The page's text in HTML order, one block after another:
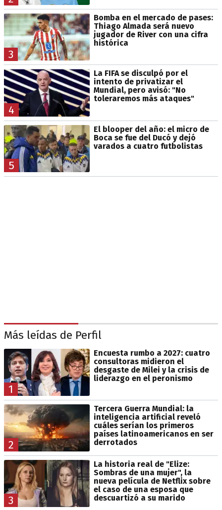
3
Bomba en el mercado de pases:
Thiago Almada será nuevo
jugador de River con una cifra
histórica
4
La FIFA se disculpó por el
intento de privatizar el
Mundial, pero avisó: "No
toleraremos más ataques"
5
El blooper del año: el micro de
Boca se fue del Ducó y dejó
varados a cuatro futbolistas
Más leídas de Perfil
1
Encuesta rumbo a 2027: cuatro
consultoras midieron el
desgaste de Milei y la crisis de
liderazgo en el peronismo
2
Tercera Guerra Mundial: la
inteligencia artificial reveló
cuáles serían los primeros
países latinoamericanos en ser
derrotados
3
La historia real de "Elize:
Sombras de una mujer", la
nueva película de Netflix sobre
el caso de una esposa que
descuartizó a su marido